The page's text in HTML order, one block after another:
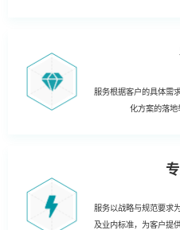
服务根据客户的具体需
化方案的落地
服务以战略与规范要求
及业内标准，为客户提